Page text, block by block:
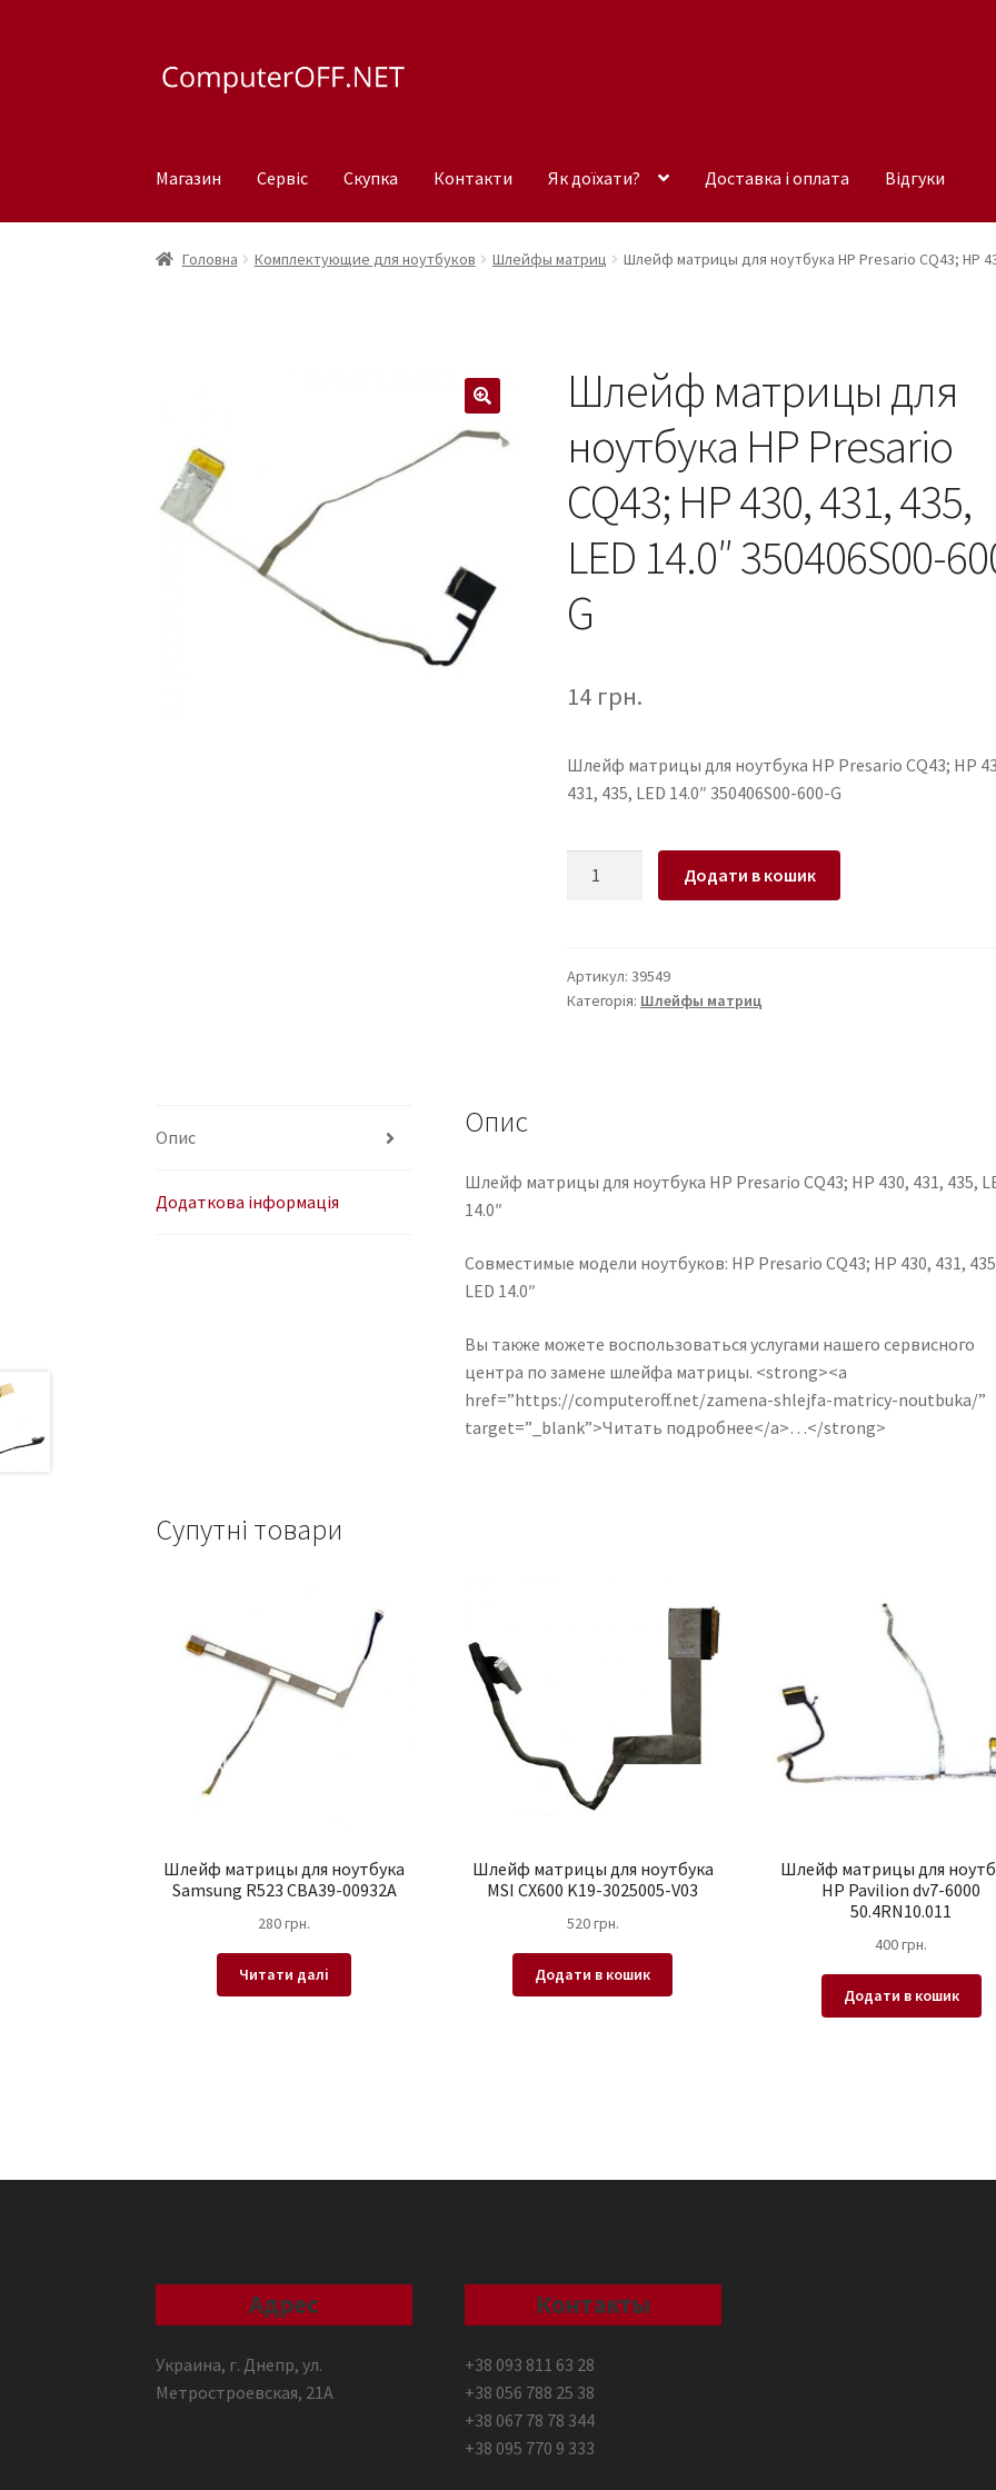
до
до
Магазин Сервіс Скупка Контакти Як доїхати? Доставка і оплата Відгуки
Головна Комплектующие для ноутбуков Шлейфы матриц Шлейф матрицы для ноутбука HP Presario CQ43; HP
🔍
Шлейф матрицы для
ноутбука HP Presario
CQ43; HP 430, 431, 435,
LED 14.0″ 350406S00-
G
14 грн.
Шлейф матрицы для ноутбука HP Presario CQ43; HP
431, 435, LED 14.0″ 350406S00-600-G
HP
Presario
14.0"
Додати в кошик
Артикул:39549
Категорія: Шлейфы матриц
Опис
Додаткова інформація
Опис
Шлейф матрицы для ноутбука HP Presario CQ43; HP 430, 431, 435,
14.0″
Совместимые модели ноутбуков: HP Presario CQ43; HP 430, 431,
LED 14.0″
Вы также можете воспользоваться услугами нашего сервисного
центра по замене шлейфа матрицы. <strong><a
href=”https://computeroff.net/zamena-shlejfa-matricy-noutbuka/”
target=”_blank”>Читать подробнее</a>…</strong>
Супутні товари
Шлейф матрицы для ноутбука
Samsung R523 CBA39-00932A
280грн.
Читати далі
Шлейф матрицы для ноутбука
MSI CX600 K19-3025005-V03
520грн.
Додати в кошик
Шлейф матрицы для
HP Pavilion dv7-6000
50.4RN10.011
400грн.
Додати в кошик
Адрес
Украина, г. Днепр, ул.
Метростроевская, 21А
Контакты
+38 093 811 63 28
+38 056 788 25 38
+38 067 78 78 344
+38 095 770 9 333